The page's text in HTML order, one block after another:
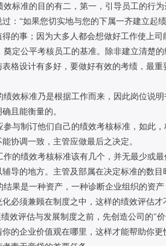
标准的目的有二，第一，引导员工的行
过：“如果您切实地与您的下属一齐建立起
得的事；因为大多人都会想做好工作使上司
定公平考核员工的基准。除非建立清楚
表格设计有多好，要做好有效的考绩，最
效标准乃是根据工作而来，因此岗位说
且能衡量的。
与制订他们自己的绩效考核标准，如此，
协调一致，主管应做最后之决定。
的绩效考核标准该有几个，并无最少或
辅导的地方。主管及部属在决定标准的数目
果是一种资产，一种诊断企业组织的资
必须兼顾在制度之中，这样的绩效评估才
效评估与发展制度之前，先创造公司的"
你的企业价值观在哪里，这样才能帮助你